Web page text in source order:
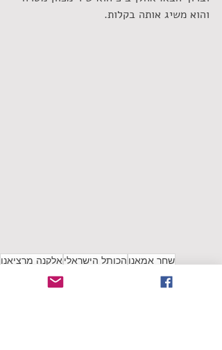
והוא משיג אותה בקלות.
שחר אמאנו הכותל הישראלי אלקנה מרציאנו
אהלן ביכوليد الجاسم